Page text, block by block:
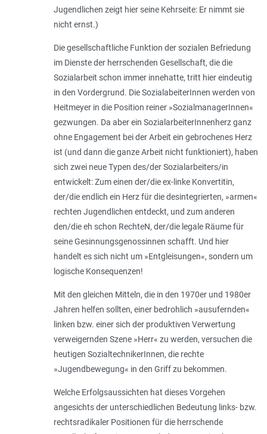
Jugendlichen zeigt hier seine Kehrseite: Er nimmt sie
nicht ernst.)
Die gesellschaftliche Funktion der sozialen Befriedung
im Dienste der herrschenden Gesellschaft, die die
Sozialarbeit schon immer innehatte, tritt hier eindeutig
in den Vordergrund. Die SozialabeiterInnen werden von
Heitmeyer in die Position reiner »SozialmanagerInnen«
gezwungen. Da aber ein SozialarbeiterInnenherz ganz
ohne Engagement bei der Arbeit ein gebrochenes Herz
ist (und dann die ganze Arbeit nicht funktioniert), haben
sich zwei neue Typen des/der Sozialarbeiters/in
entwickelt: Zum einen der/die ex-linke Konvertitin,
der/die endlich ein Herz für die desintegrierten, »armen«
rechten Jugendlichen entdeckt, und zum anderen
den/die eh schon RechteN, der/die legale Räume für
seine Gesinnungsgenossinnen schafft. Und hier
handelt es sich nicht um »Entgleisungen«, sondern um
logische Konsequenzen!
Mit den gleichen Mitteln, die in den 1970er und 1980er
Jahren helfen sollten, einer bedrohlich »ausufernden«
linken bzw. einer sich der produktiven Verwertung
verweigernden Szene »Herr« zu werden, versuchen die
heutigen SozialtechnikerInnen, die rechte
»Jugendbewegung« in den Griff zu bekommen.
Welche Erfolgsaussichten hat dieses Vorgehen
angesichts der unterschiedlichen Bedeutung links- bzw.
rechtsradikaler Positionen für die herrschende